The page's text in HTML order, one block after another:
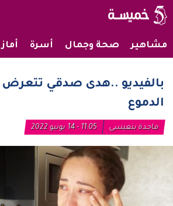
مشاهير صحة وجمال أسرة
بالفيديو ..هدى صدقي تتعرض
الدموع
ماجدة بنعيسى 11:05 - 14 يونيو 2022